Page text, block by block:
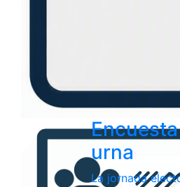
urna
La jornada